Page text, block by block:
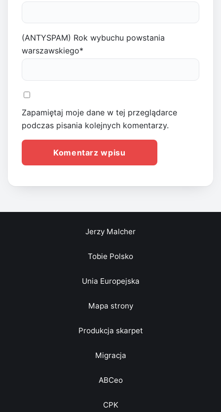
(ANTYSPAM) Rok wybuchu powstania
warszawskiego*
Zapamiętaj moje dane w tej przeglądarce
podczas pisania kolejnych komentarzy.
Jerzy Malcher
Tobie Polsko
Unia Europejska
Mapa strony
Produkcja skarpet
Migracja
ABCeo
CPK